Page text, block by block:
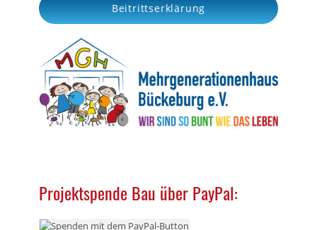
Beitrittserklärung
Projektspende Bau über PayPal: